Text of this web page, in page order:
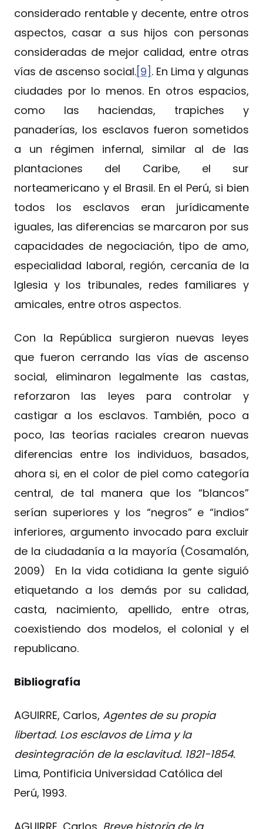
considerado rentable y decente, entre otros
aspectos, casar a sus hijos con personas
consideradas de mejor calidad, entre otras
vías de ascenso social.[9] . En Lima y algunas
ciudades por lo menos. En otros espacios,
como las haciendas, trapiches y
panaderías, los esclavos fueron sometidos
a un régimen infernal, similar al de las
plantaciones del Caribe, el sur
norteamericano y el Brasil. En el Perú, si bien
todos los esclavos eran jurídicamente
iguales, las diferencias se marcaron por sus
capacidades de negociación, tipo de amo,
especialidad laboral, región, cercanía de la
Iglesia y los tribunales, redes familiares y
amicales, entre otros aspectos.
Con la República surgieron nuevas leyes
que fueron cerrando las vías de ascenso
social, eliminaron legalmente las castas,
reforzaron las leyes para controlar y
castigar a los esclavos. También, poco a
poco, las teorías raciales crearon nuevas
diferencias entre los individuos, basados,
ahora si, en el color de piel como categoría
central, de tal manera que los “blancos”
serían superiores y los “negros” e “indios”
inferiores, argumento invocado para excluir
de la ciudadanía a la mayoría (Cosamalón,
2009) En la vida cotidiana la gente siguió
etiquetando a los demás por su calidad,
casta, nacimiento, apellido, entre otras,
coexistiendo dos modelos, el colonial y el
republicano.
Bibliografía
AGUIRRE, Carlos, Agentes de su propia
libertad. Los esclavos de Lima y la
desintegración de la esclavitud. 1821-1854.
Lima, Pontificia Universidad Católica del
Perú, 1993.